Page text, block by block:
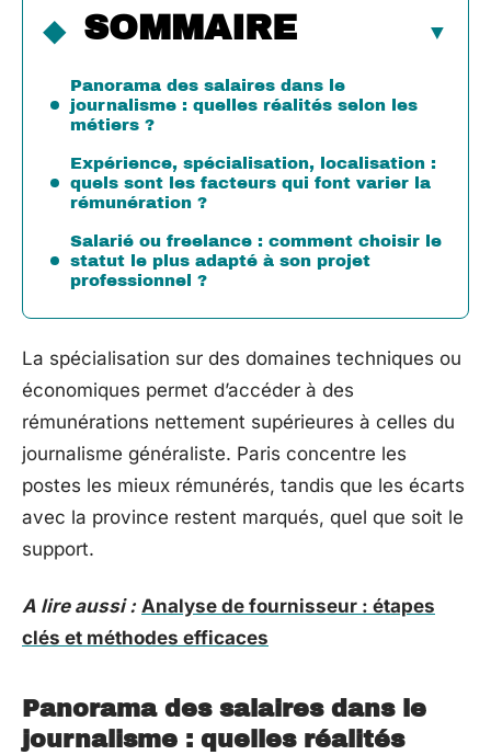
SOMMAIRE
Panorama des salaires dans le
journalisme : quelles réalités selon les
métiers ?
Expérience, spécialisation, localisation :
quels sont les facteurs qui font varier la
rémunération ?
Salarié ou freelance : comment choisir le
statut le plus adapté à son projet
professionnel ?
La spécialisation sur des domaines techniques ou
économiques permet d’accéder à des
rémunérations nettement supérieures à celles du
journalisme généraliste. Paris concentre les
postes les mieux rémunérés, tandis que les écarts
avec la province restent marqués, quel que soit le
support.
A lire aussi : Analyse de fournisseur : étapes
clés et méthodes efficaces
Panorama des salaires dans le
journalisme : quelles réalités